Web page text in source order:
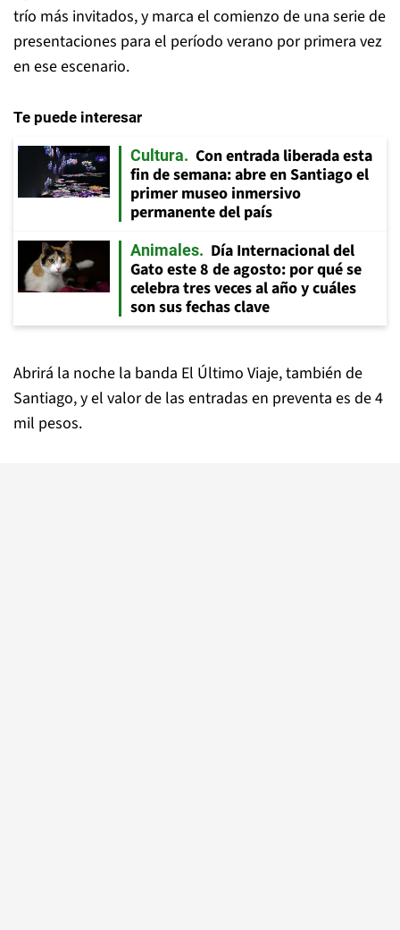
trío más invitados, y marca el comienzo de una serie de
presentaciones para el período verano por primera vez
en ese escenario.
Te puede interesar
Cultura
Con entrada liberada esta
fin de semana: abre en Santiago el
primer museo inmersivo
permanente del país
Animales
Día Internacional del
Gato este 8 de agosto: por qué se
celebra tres veces al año y cuáles
son sus fechas clave
Abrirá la noche la banda El Último Viaje, también de
Santiago, y el valor de las entradas en preventa es de 4
mil pesos.